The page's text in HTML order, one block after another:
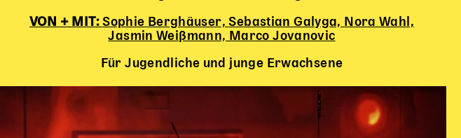
VON + MIT:Sophie Berghäuser,Sebastian Galyga, Nora Wahl,
Jasmin Weißmann, Marco Jovanovic
Für Jugendliche und junge Erwachsene